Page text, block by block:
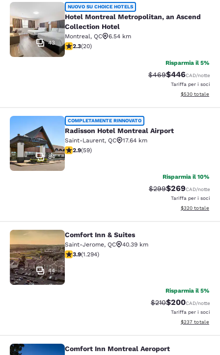
Hotel Montreal Metropolitan, an
43
NUOVO SU CHOICE HOTELS
Hotel Montreal Metropolitan, an Ascend
Collection Hotel
Montreal, QC
6.54 km
Valutazione di 2.3 stelle. Discreto. 20 recensioni
2.3(20)
Risparmia il 5%
Tariffa di barratura:
$469Tariffa
$446CAD/notte
Tariffa per i soci
Visualizza i
$530 totale
Radisson Hotel Montreal Airport
84
COMPLETAMENTE RINNOVATO
Radisson Hotel Montreal Airport
Saint-Laurent, QC
17.64 km
Valutazione di 2.92 stelle. Discreto. 59 recensioni
2.9(59)
Risparmia il 10%
Tariffa di barratura:
$299Tariffa
$269CAD/notte
Tariffa per i soci
Visualizza i
$320 totale
Comfort Inn & Suites
44
Comfort Inn & Suites
Saint-Jerome, QC
40.39 km
Valutazione di 3.89 stelle. Buono. 1294 recensioni
3.9(1.294)
Risparmia il 5%
Tariffa di barratura:
$210Tariffa
$200CAD/notte
Tariffa per i soci
Visualizza i
$237 totale
Comfort Inn Montreal Aeroport
Comfort Inn Montreal Aeroport